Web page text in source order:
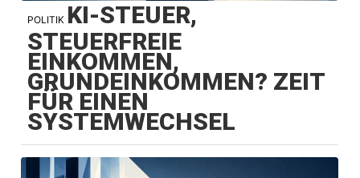
POLITIK KI-STEUER,
STEUERFREIE
EINKOMMEN,
GRUNDEINKOMMEN? ZEIT
FÜR EINEN
SYSTEMWECHSEL